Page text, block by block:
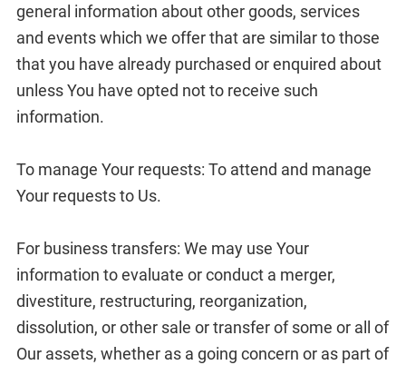
general information about other goods, services
and events which we offer that are similar to those
that you have already purchased or enquired about
unless You have opted not to receive such
information.
To manage Your requests: To attend and manage
Your requests to Us.
For business transfers: We may use Your
information to evaluate or conduct a merger,
divestiture, restructuring, reorganization,
dissolution, or other sale or transfer of some or all of
Our assets, whether as a going concern or as part of